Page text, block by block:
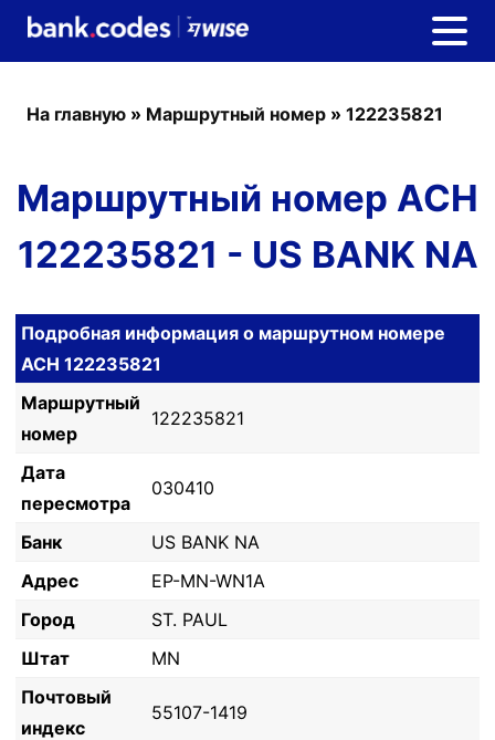
На главную » Маршрутный номер » 122235821
Маршрутный номер ACH
122235821 - US BANK NA
Подробная информация о маршрутном номере
ACH 122235821
Маршрутный
номер
122235821
Дата
пересмотра
030410
Банк
US BANK NA
Адрес
EP-MN-WN1A
Город
ST. PAUL
Штат
MN
Почтовый
индекс
55107-1419